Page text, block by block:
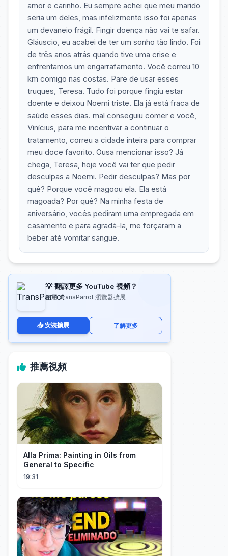
amor e carinho. Eu sempre achei que meu marido
seria um deles, mas infelizmente isso foi apenas
um devaneio frágil. Fingir doença não vai te safar.
Gláuscio, eu acabei de ter um sonho tão lindo. Foi
de três anos atrás quando tive uma crise e
enfrentamos um engarrafamento. Você correu 10
km comigo nas costas. Pare de usar esses
truques, Teresa. Tudo foi porque fingiu estar
doente e deixou Noemi triste. Ela já está fraca de
saúde esses dias. mal conseguiu comer e você,
Vinícius, para me incentivar a continuar o
tratamento, correu a cidade inteira para comprar
meu doce favorito. Ousa mencionar isso? Já
chega, Teresa, hoje você vai ter que pedir
desculpas a Noemi. Pedir desculpas? Mas por
quê? Porque você magoou ela. Ela está
magoada? Por quê? Na minha festa de
aniversário, vocês pediram uma empregada em
casamento e para agradá-la, me forçaram a
beber até vomitar sangue.
💡 翻譯更多 YouTube 視頻？
使用 TransParrot 瀏覽器擴展
📥 安裝擴展 了解更多
推薦視頻
Alla Prima: Painting in Oils from
General to Specific
19:31